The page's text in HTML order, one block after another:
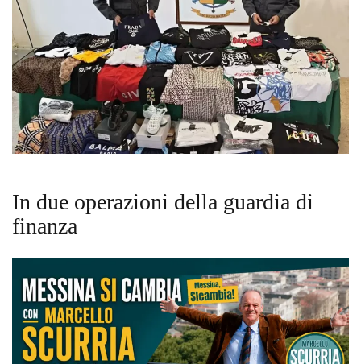
In due operazioni della guardia di
finanza